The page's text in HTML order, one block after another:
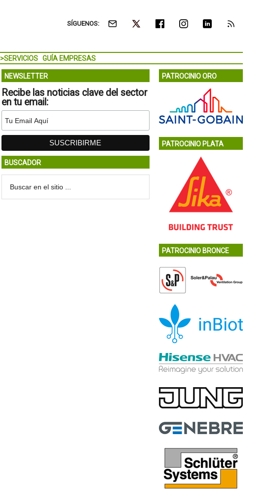
SÍGUENOS:
>SERVICIOS GUÍA EMPRESAS
NEWSLETTER
Recibe las noticias clave del sector
en tu email:
BUSCADOR
PATROCINIO ORO
PATROCINIO PLATA
PATROCINIO BRONCE